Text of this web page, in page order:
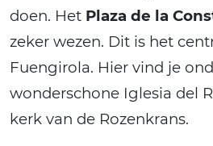
doen. Het Plaza de la
zeker wezen. Dit is het
Fuengirola. Hier vind je
wonderschone Iglesia del
kerk van de Rozenkrans.